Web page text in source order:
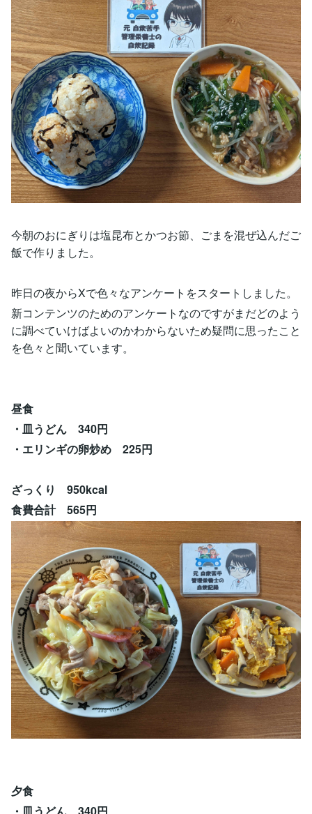
今朝のおにぎりは塩昆布とかつお節、ごまを混ぜ込んだご
飯で作りました。
昨日の夜からXで色々なアンケートをスタートしました。
新コンテンツのためのアンケートなのですがまだどのよう
に調べていけばよいのかわからないため疑問に思ったこと
を色々と聞いています。
昼食
・皿うどん 340円
・エリンギの卵炒め 225円
ざっくり 950kcal
食費合計 565円
夕食
・皿うどん 340円